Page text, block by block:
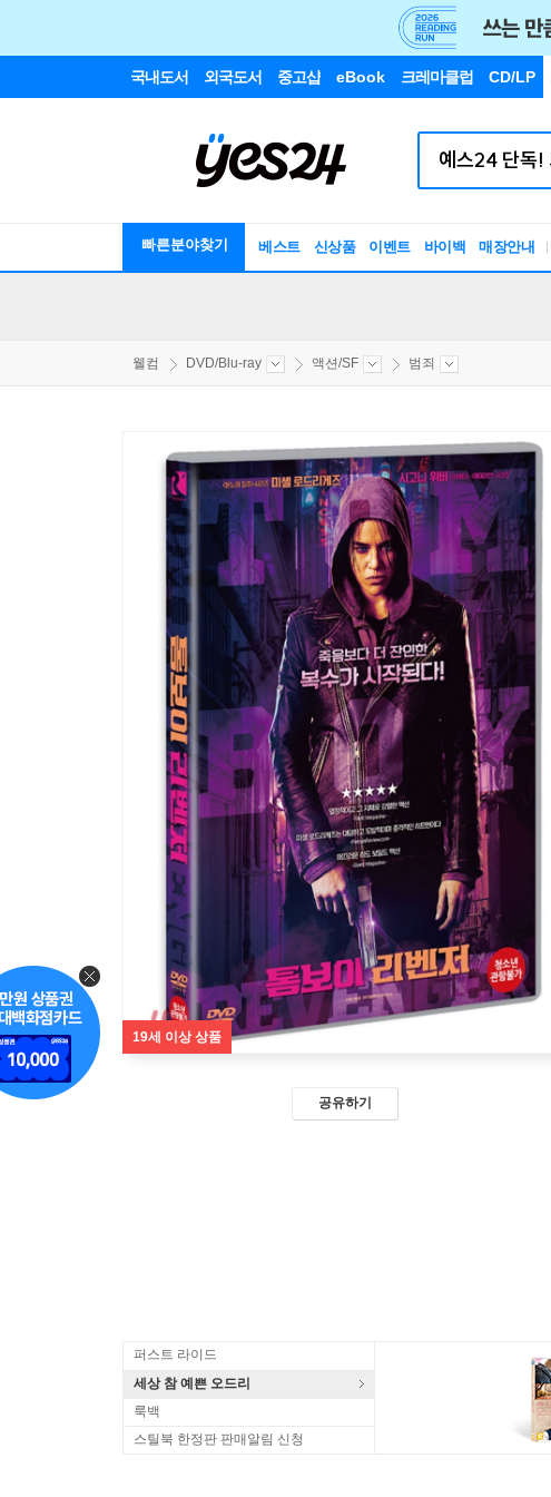
국내도서 외국도서 중고샵 eBook 크레마클럽 CD/LP
빠른분야찾기 베스트 신상품 이벤트 바이백 매장안내
웰컴 DVD/Blu-ray 액션/SF 범죄
19세 이상 상품
공유하기
퍼스트 라이드
세상 참 예쁜 오드리
룩백
스틸북 한정판 판매알림 신청